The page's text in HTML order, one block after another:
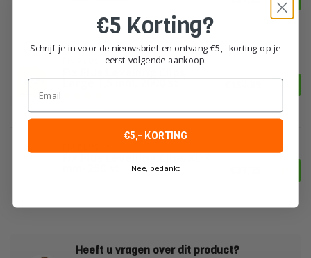
Op voorraad
FIX PLUS ®
Large 1,5 mm. 2000 st.
Op voorraad
Heeft u vragen over dit product?
€5 Korting?
Schrijf je in voor de nieuwsbrief en ontvang €5,- korting op je
eerst volgende aankoop.
Email
€5,- KORTING
Nee, bedankt